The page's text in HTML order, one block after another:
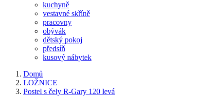
kuchyně
vestavné skříně
pracovny
obývák
dětský pokoj
předsíň
kusový nábytek
Domů
LOŽNICE
Postel s čely R-Gary 120 levá